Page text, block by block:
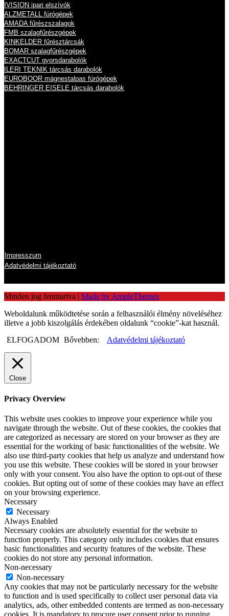
IVISION ipari elszívók
ALZMETALL fúrógépek
AMADA fűrészszalagok
FMB szalagfűrészgépek
KINKELDER fűrésztárcsák
BOMAR szalagfűrészgépek
EXACTCUT gyorsdarabolók
ILERI TEKNIK tárcsás darabolók
EUROBOOR mágnestalpas fúrógépek
BEHRINGER EISELE tárcsás darabolók
Impresszum
Adatvédelmi tájékoztató
Minden jog fenntartva | Made by AmpleThemes
Weboldalunk működtetése során a felhasználói élmény növeléséhez
illetve a jobb kiszolgálás érdekében oldalunk “cookie”-kat használ.
ELFOGADOM Bővebben: Adatvédelmi tájékoztató
Close
Privacy Overview
This website uses cookies to improve your experience while you
navigate through the website. Out of these cookies, the cookies that
are categorized as necessary are stored on your browser as they are
essential for the working of basic functionalities of the website. We
also use third-party cookies that help us analyze and understand how
you use this website. These cookies will be stored in your browser
only with your consent. You also have the option to opt-out of these
cookies. But opting out of some of these cookies may have an effect
on your browsing experience.
Necessary
Necessary
Always Enabled
Necessary cookies are absolutely essential for the website to
function properly. This category only includes cookies that ensures
basic functionalities and security features of the website. These
cookies do not store any personal information.
Non-necessary
Non-necessary
Any cookies that may not be particularly necessary for the website
to function and is used specifically to collect user personal data via
analytics, ads, other embedded contents are termed as non-necessary
cookies. It is mandatory to procure user consent prior to running